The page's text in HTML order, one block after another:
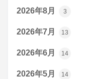
2026年8月 3
2026年7月 13
2026年6月 14
2026年5月 14